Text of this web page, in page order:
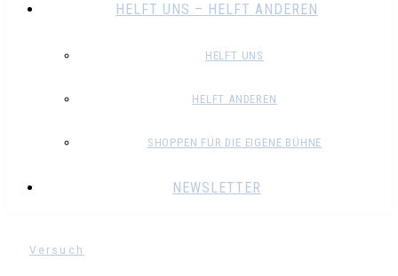
HELFT UNS – HELFT ANDEREN
HELFT UNS
HELFT ANDEREN
SHOPPEN FÜR DIE EIGENE BÜHNE
NEWSLETTER
Versuch